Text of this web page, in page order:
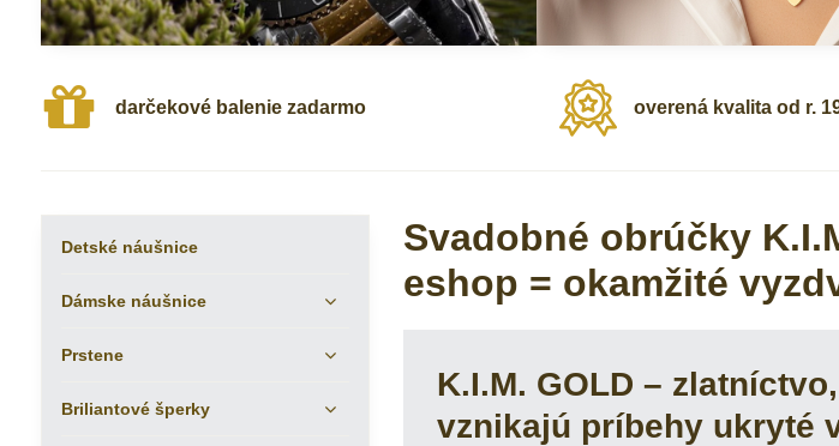
darčekové balenie zadarmo overená kvalita od r​.
Svadobné obrúčky
eshop = okamžité
K.I.M. GOLD –
vznikajú príbehy ukryté
Detské náušnice
Dámske náušnice
Prstene
Briliantové šperky